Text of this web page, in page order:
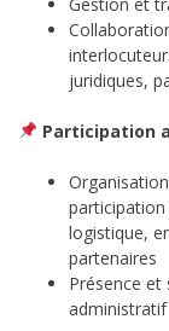
juridiques,
Participation
logistique,
partenaires
Présence et
administratif